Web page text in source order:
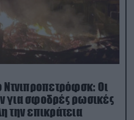
Ντνιπροπετρόφσκ: Οι
για σφοδρές ρωσικές
την επικράτεια